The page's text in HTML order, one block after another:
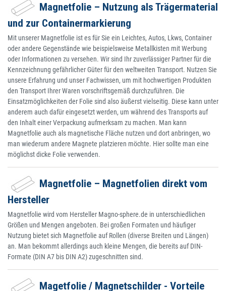
Magnetfolie – Nutzung als Trägermaterial
und zur Containermarkierung
Mit unserer Magnetfolie ist es für Sie ein Leichtes, Autos, Lkws, Container
oder andere Gegenstände wie beispielsweise Metallkisten mit Werbung
oder Informationen zu versehen. Wir sind Ihr zuverlässiger Partner für die
Kennzeichnung gefährlicher Güter für den weltweiten Transport. Nutzen Sie
unsere Erfahrung und unser Fachwissen, um mit hochwertigen Produkten
den Transport Ihrer Waren vorschriftsgemäß durchzuführen. Die
Einsatzmöglichkeiten der Folie sind also äußerst vielseitig. Diese kann unter
anderem auch dafür eingesetzt werden, um während des Transports auf
den Inhalt einer Verpackung aufmerksam zu machen. Man kann
Magnetfolie auch als magnetische Fläche nutzen und dort anbringen, wo
man wiederum andere Magnete platzieren möchte. Hier sollte man eine
möglichst dicke Folie verwenden.
Magnetfolie – Magnetfolien direkt vom
Hersteller
Magnetfolie wird vom Hersteller Magno-sphere.de in unterschiedlichen
Größen und Mengen angeboten. Bei großen Formaten und häufiger
Nutzung bietet sich Magnetfolie auf Rollen (diverse Breiten und Längen)
an. Man bekommt allerdings auch kleine Mengen, die bereits auf DIN-
Formate (DIN A7 bis DIN A2) zugeschnitten sind.
Magetfolie / Magnetschilder - Vorteile